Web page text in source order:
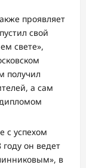
проявляет
свой
свете»,
получил
а сам
с успехом
он ведет
в